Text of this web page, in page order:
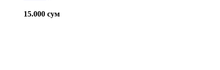
15.000 сум